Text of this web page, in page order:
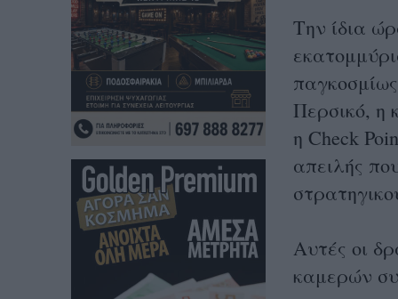
Την ίδια
Περσικό, η
η Check
απειλής
Αυτές οι
καμερών